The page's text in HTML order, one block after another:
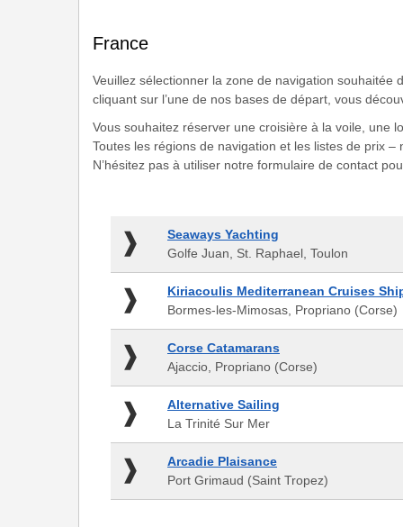
France
Veuillez sélectionner la zone de navigation
cliquant sur l’une de nos bases de départ, vous
Vous souhaitez réserver une croisière à la voile, une
Toutes les régions de navigation et les listes de prix
N’hésitez pas à utiliser notre formulaire de contact
Seaways
Yachting
Golfe
Juan,
St.
Raphael,
Toulon
Seaways Yachting
Golfe Juan, St. Raphael, Toulon
Kiriacoulis
Mediterranean
Shipping
Ltd.
-
Bormes-
les-
Mimosas,
Propriano
(Corse)
Kiriacoulis Mediterranean Cruises
Bormes-les-Mimosas, Propriano (Corse)
Corse
Catamarans
Ajaccio,
Propriano
(Corse)
Corse Catamarans
Ajaccio, Propriano (Corse)
Alternative
Sailing
La
Trinité
Sur
Mer
Alternative Sailing
La Trinité Sur Mer
Arcadie
Plaisance
Arcadie Plaisance
Port Grimaud (Saint Tropez)